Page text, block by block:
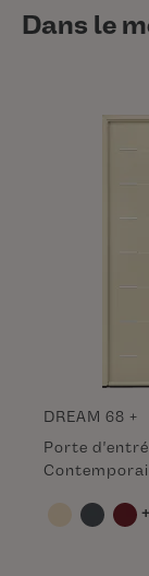
Dans le
DREAM 68 +
Porte